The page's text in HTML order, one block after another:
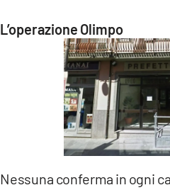
L’operazione Olimpo
Nessuna conferma in ogni